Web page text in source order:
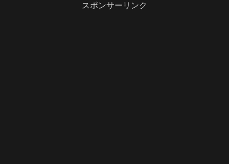
り口前には、のぼりが出て...
ープカレースープは、トマト辛
スポンサーリンク